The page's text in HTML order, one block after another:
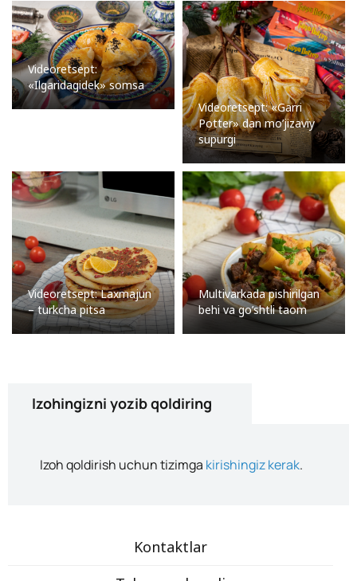
Videoretsept:
«Ilgaridagidek» somsa
Videoretsept: «Garri
Potter» dan mo’jizaviy
supurgi
Videoretsept: Laxmajun
– turkcha pitsa
Multivarkada pishirilgan
behi va go’shtli taom
Izohingizni yozib qoldiring
Izoh qoldirish uchun tizimga kirishingiz kerak.
Kontaktlar